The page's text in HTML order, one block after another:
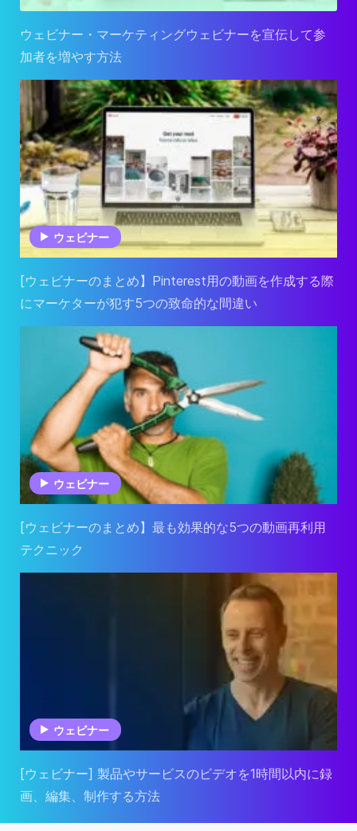
ウェビナー・マーケティングウェビナーを宣伝して参
加者を増やす方法
ウェビナー
[ウェビナーのまとめ】Pinterest用の動画を作成する際
にマーケターが犯す5つの致命的な間違い
ウェビナー
[ウェビナーのまとめ】最も効果的な5つの動画再利用
テクニック
ウェビナー
[ウェビナー] 製品やサービスのビデオを1時間以内に録
画、編集、制作する方法